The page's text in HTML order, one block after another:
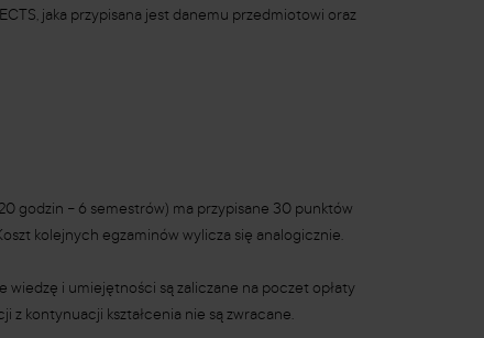
jaka przypisana jest danemu przedmiotowi oraz
godzin – 6 semestrów) ma przypisane 30 punktów
kolejnych egzaminów wylicza się analogicznie.
wiedzę i umiejętności są zaliczane na poczet opłaty
z kontynuacji kształcenia nie są zwracane.